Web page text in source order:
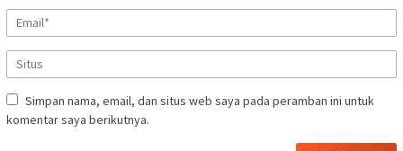
Simpan nama, email, dan situs web saya pada peramban ini untuk
komentar saya berikutnya.